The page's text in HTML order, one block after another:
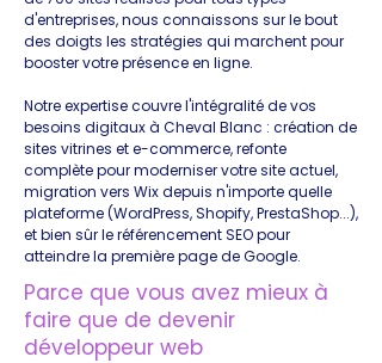
d'entreprises, nous connaissons sur le bout
des doigts les stratégies qui marchent pour
booster votre présence en ligne.
Notre expertise couvre l'intégralité de vos
besoins digitaux à Cheval Blanc : création de
sites vitrines et e-commerce, refonte
complète pour moderniser votre site actuel,
migration vers Wix depuis n'importe quelle
plateforme (WordPress, Shopify, PrestaShop...),
et bien sûr le référencement SEO pour
atteindre la première page de Google.
Parce que vous avez mieux à
faire que de devenir
développeur web